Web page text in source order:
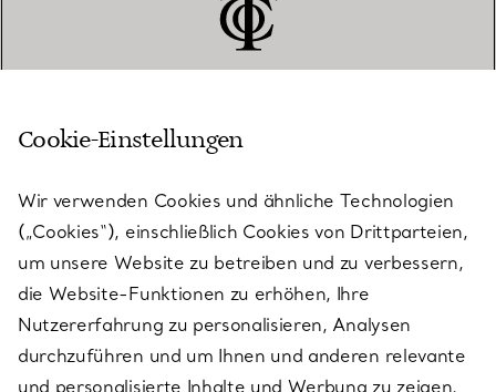
KUNDENSERVICE
SERVICES
ÜBER TIFFANY & CO.
Cookie-Einstellungen
Wir verwenden Cookies und ähnliche Technologien
(„Cookies“), einschließlich Cookies von Drittparteien,
um unsere Website zu betreiben und zu verbessern,
die Website-Funktionen zu erhöhen, Ihre
Nutzererfahrung zu personalisieren, Analysen
durchzuführen und um Ihnen und anderen relevante
und personalisierte Inhalte und Werbung zu zeigen.